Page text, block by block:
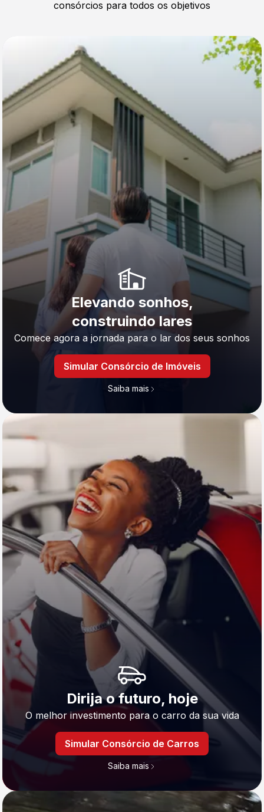
consórcios para todos os objetivos
Elevando sonhos,
construindo lares
Comece agora a jornada para o lar dos seus sonhos
Simular Consórcio de Imóveis
Saiba mais
Dirija o futuro, hoje
O melhor investimento para o carro da sua vida
Simular Consórcio de Carros
Saiba mais